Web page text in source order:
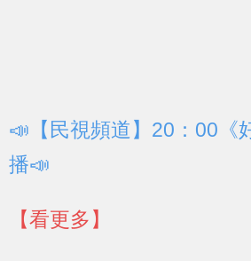
📣【民視頻道】20：00《
播📣
【看更多】